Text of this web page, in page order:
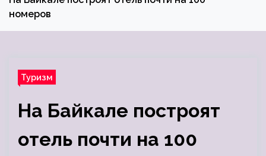
номеров
Туризм
На Байкале построят
отель почти на 100